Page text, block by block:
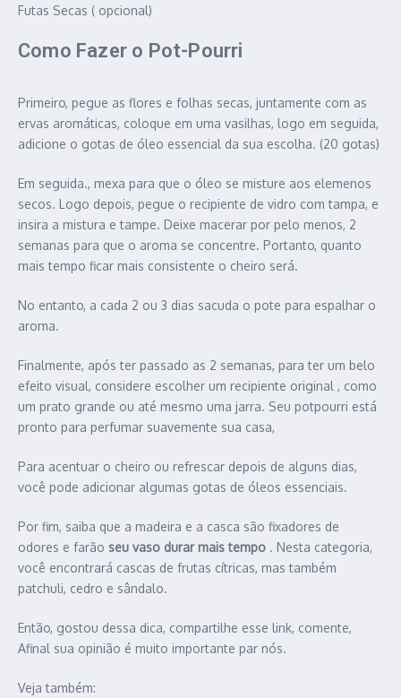
Futas Secas ( opcional)
Como Fazer o Pot-Pourri
Primeiro, pegue as flores e folhas secas, juntamente com as
ervas aromáticas, coloque em uma vasilhas, logo em seguida,
adicione o gotas de óleo essencial da sua escolha. (20 gotas)
Em seguida., mexa para que o óleo se misture aos elemenos
secos. Logo depois, pegue o recipiente de vidro com tampa, e
insira a mistura e tampe. Deixe macerar por pelo menos, 2
semanas para que o aroma se concentre. Portanto, quanto
mais tempo ficar mais consistente o cheiro será.
No entanto, a cada 2 ou 3 dias sacuda o pote para espalhar o
aroma.
Finalmente, após ter passado as 2 semanas, para ter um belo
efeito visual, considere escolher um recipiente original , como
um prato grande ou até mesmo uma jarra. Seu potpourri está
pronto para perfumar suavemente sua casa,
Para acentuar o cheiro ou refrescar depois de alguns dias,
você pode adicionar algumas gotas de óleos essenciais.
Por fim, saiba que a madeira e a casca são fixadores de
odores e farão seu vaso durar mais tempo . Nesta categoria,
você encontrará cascas de frutas cítricas, mas também
patchuli, cedro e sândalo.
Então, gostou dessa dica, compartilhe esse link, comente,
Afinal sua opinião é muito importante par nós.
Veja também: